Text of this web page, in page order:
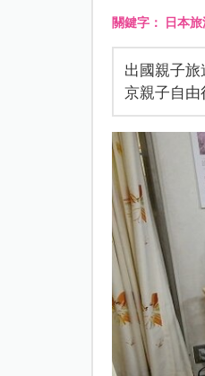
關鍵字： 日本
出國親子
京親子自由